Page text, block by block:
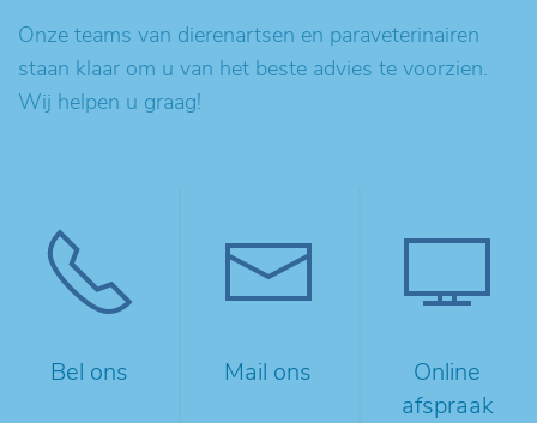
Onze teams van dierenartsen en paraveterinairen
staan klaar om u van het beste advies te voorzien.
Wij helpen u graag!
Bel ons Mail ons
Online
afspraak